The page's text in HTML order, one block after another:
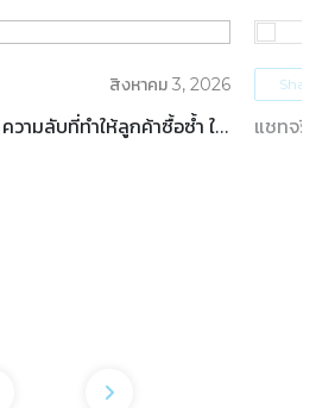
สิงหาคม 3, 2026
วามลับที่ทำให้ลูกค้าซื้อซ้ำ ใน
แชทจริ